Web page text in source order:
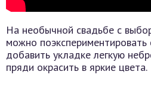
На необычной свадьбе с
можно
добавить укладке легкую
пряди окрасить в яркие цвета.